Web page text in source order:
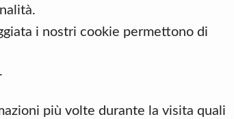
i nostri cookie permettono di
più volte durante la visita quali